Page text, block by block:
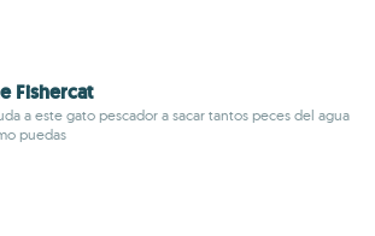
Fishercat
a este gato pescador a sacar tantos peces del agua
puedas